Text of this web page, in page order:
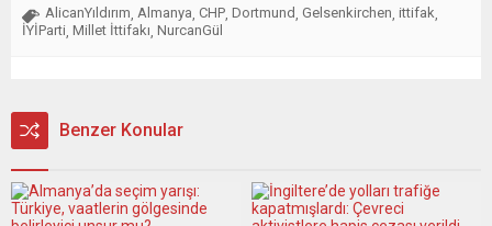
AlicanYıldırım Almanya CHP Dortmund Gelsenkirchen ittifak
İYİParti Millet İttifakı NurcanGül
Benzer Konular